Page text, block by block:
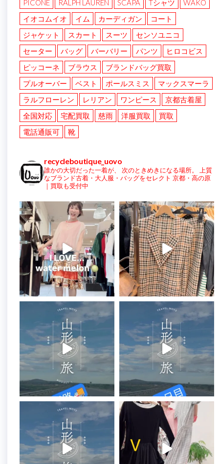
PICONE RALPH LAUREN SCAPA Tシャツ
WAKO
イオコムイオ
イム カーディガン
コート
ジャケット
スカート スーツ
センソユニコ
セーター
バッグ バーバリー パンツ
ヒロコビス
ピッコーネ
ブラウス
ブランドバッグ買取
プルオーバー
ベスト ポールスミス
マックスマーラ
ラルフローレン
レリアン ワンピース
京都古着屋
全国対応
宅配買取 慈雨 洋服買取
買取
電話通販可
靴
recycleboutique_uovo
誰かの大切だった一着が、 次のときめきになる場所。
上質
なブランド古着・大人服・バッグをセレクト 京都・高の原
｜買取も受付中